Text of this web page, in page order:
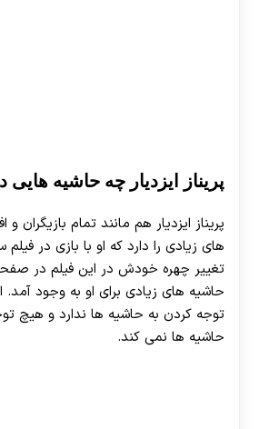
پریناز ایزدیار چه حاشیه
پریناز ایزدیار هم مانند تمام بازیگران
های زیادی را دارد که او با بازی در
تغییر چهره خودش در این فیلم در
حاشیه های زیادی برای او به وجود آمد.
توجه کردن به حاشیه ها ندارد و هیچ
حاشیه ها نمی کند.